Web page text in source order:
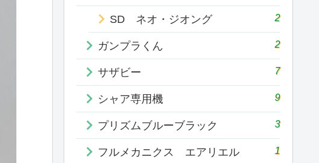
SD ネオ・ジオング 2
ガンプラくん 2
サザビー 7
シャア専用機 9
プリズムブルーブラック 3
フルメカニクス エアリエル 1